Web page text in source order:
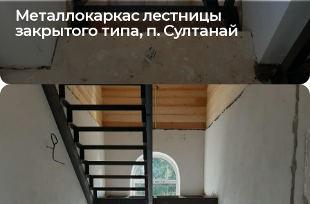
Металлокаркас лестницы
закрытого типа, п. Султанай